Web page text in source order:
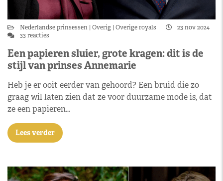
Nederlandse prinsessen Overig Overige royals
23 nov 2024
33 reacties
Een papieren sluier, grote kragen: dit is de
stijl van prinses Annemarie
Heb je er ooit eerder van gehoord? Een bruid die zo
graag wil laten zien dat ze voor duurzame mode is, dat
ze een papieren…
Lees verder